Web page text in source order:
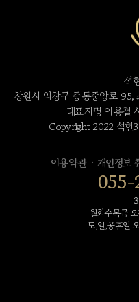
석
창원시 의창구 중동중앙로
대표자명 이용철
Copyright 2022 석현
이용약관· 개인정보
월화수목금
토,일,공휴일